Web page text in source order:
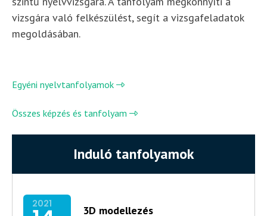
vizsgára való felkészülést, segít a vizsgafeladatok
megoldásában.
Egyéni nyelvtanfolyamok
Összes képzés és tanfolyam
Induló tanfolyamok
2021 3D modellezés